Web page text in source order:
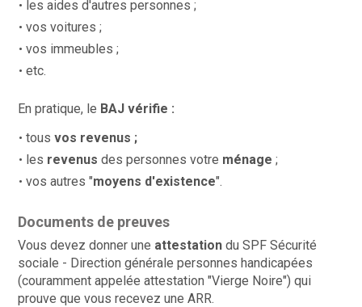
les aides d'autres personnes ;
vos voitures ;
vos immeubles ;
etc.
En pratique, le BAJ vérifie :
tousvos revenus ;
les revenusdes personnes votre ménage ;
vos autres "moyens d'existence".
Documents de preuves
Vous devez donner une attestationdu SPF Sécurité
sociale - Direction générale personnes handicapées
(couramment appelée attestation "Vierge Noire") qui
prouve que vous recevez une ARR.